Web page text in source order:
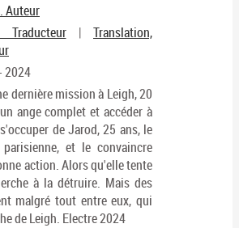
Auteur
| Translation,
2024
dernière mission à Leigh, 20
ange complet et accéder à
de Jarod, 25 ans, le
et le convaincre
action. Alors qu'elle tente
à la détruire. Mais des
malgré tout entre eux, qui
de Leigh. Electre 2024